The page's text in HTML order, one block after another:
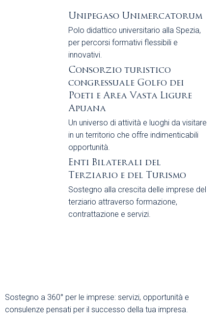
Unipegaso Unimercatorum
Polo didattico universitario alla Spezia,
per percorsi formativi flessibili e
innovativi.
Consorzio turistico
congressuale Golfo dei
Poeti e Area Vasta Ligure
Apuana
Un universo di attività e luoghi da visitare
in un territorio che offre indimenticabili
opportunità.
Enti Bilaterali del
Terziario e del Turismo
Sostegno alla crescita delle imprese del
terziario attraverso formazione,
contrattazione e servizi.
Sostegno a 360° per le imprese: servizi, opportunità e
consulenze pensati per il successo della tua impresa.